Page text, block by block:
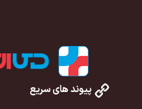
پیوند های سریع